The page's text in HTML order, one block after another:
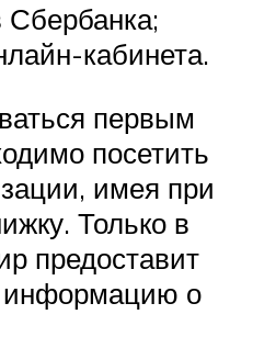
Сбербанка;
кабинета.
первым
посетить
имея при
Только в
предоставит
о